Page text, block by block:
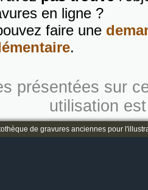
en ligne ?
faire une
.
présentées sur
utilisation
de gravures anciennes pour